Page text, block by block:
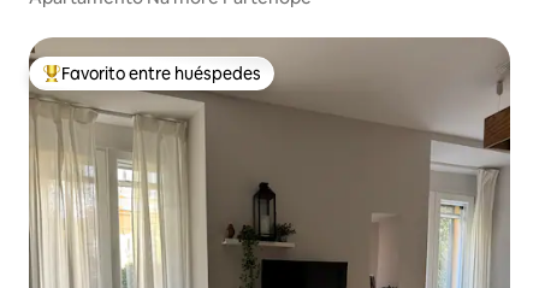
De los mejores en Favorito entre huéspedes
Favorito entre huéspedes